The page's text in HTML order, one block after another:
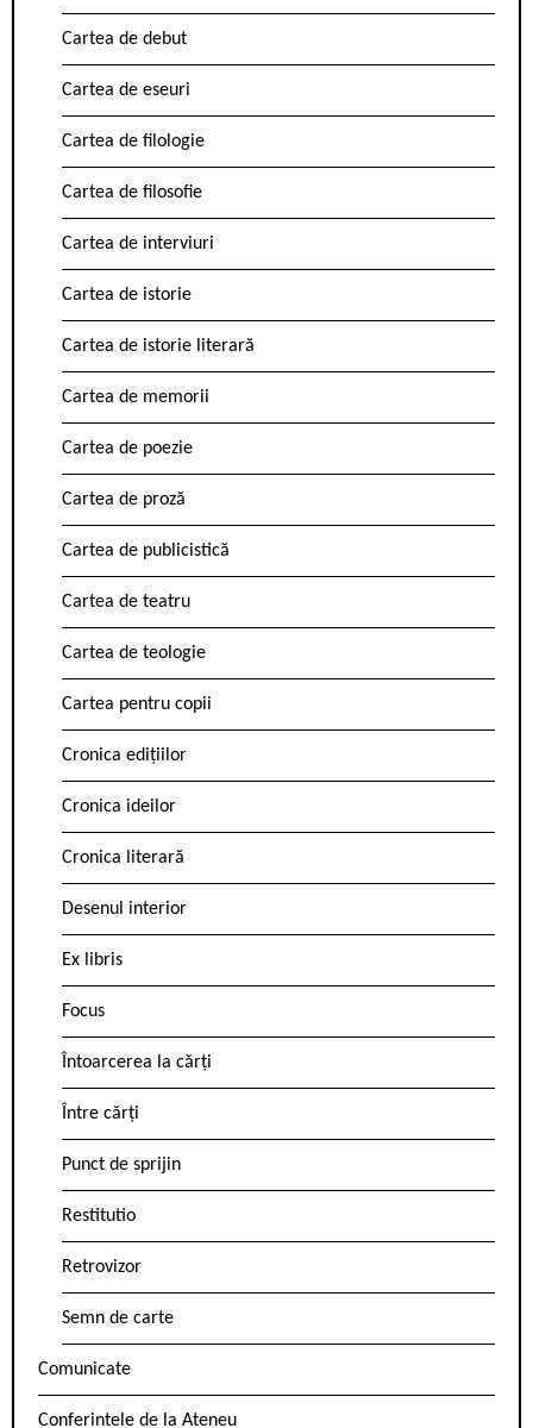
Cartea de debut
Cartea de eseuri
Cartea de filologie
Cartea de filosofie
Cartea de interviuri
Cartea de istorie
Cartea de istorie literară
Cartea de memorii
Cartea de poezie
Cartea de proză
Cartea de publicistică
Cartea de teatru
Cartea de teologie
Cartea pentru copii
Cronica edițiilor
Cronica ideilor
Cronica literară
Desenul interior
Ex libris
Focus
Întoarcerea la cărți
Între cărți
Punct de sprijin
Restitutio
Retrovizor
Semn de carte
Comunicate
Conferintele de la Ateneu